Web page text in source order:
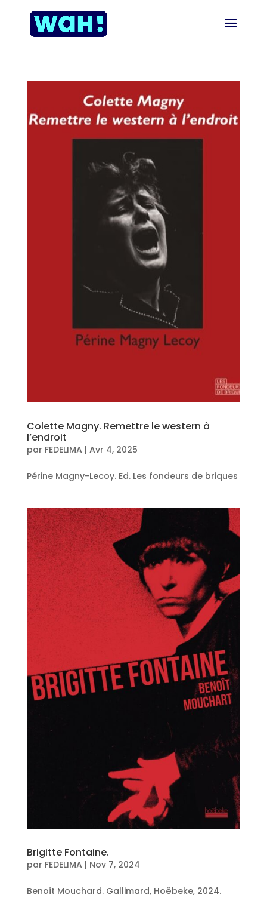
Colette Magny. Remettre le western à
l’endroit
par FEDELIMA | Avr 4, 2025
Périne Magny-Lecoy. Ed. Les fondeurs de briques
Brigitte Fontaine.
par FEDELIMA | Nov 7, 2024
Benoît Mouchard. Gallimard, Hoëbeke, 2024.